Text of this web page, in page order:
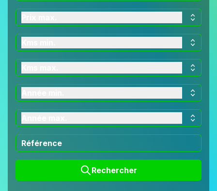
Rechercher